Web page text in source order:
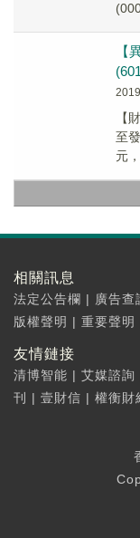
【
【
至
元
相關訊息
法定公告欄 | 廣告查
版權聲明 | 重要聲明
友情鏈接
清博智能 | 艾媒諮詢
刊
| 壹財信 | 權衡財